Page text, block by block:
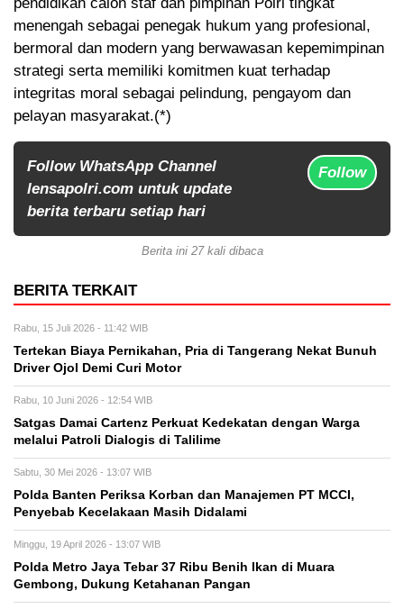
menengah sebagai penegak hukum yang profesional,
bermoral dan modern yang berwawasan kepemimpinan
strategi serta memiliki komitmen kuat terhadap
integritas moral sebagai pelindung, pengayom dan
pelayan masyarakat.(*)
Follow WhatsApp Channel
lensapolri.com untuk update
berita terbaru setiap hari
Follow
Berita ini 27 kali dibaca
BERITA TERKAIT
Rabu, 15 Juli 2026 - 11:42 WIB
Tertekan Biaya Pernikahan, Pria di Tangerang Nekat Bunuh
Driver Ojol Demi Curi Motor
Rabu, 10 Juni 2026 - 12:54 WIB
Satgas Damai Cartenz Perkuat Kedekatan dengan Warga
melalui Patroli Dialogis di Talilime
Sabtu, 30 Mei 2026 - 13:07 WIB
Polda Banten Periksa Korban dan Manajemen PT MCCI,
Penyebab Kecelakaan Masih Didalami
Minggu, 19 April 2026 - 13:07 WIB
Polda Metro Jaya Tebar 37 Ribu Benih Ikan di Muara
Gembong, Dukung Ketahanan Pangan